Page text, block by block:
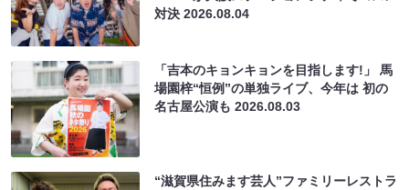
対決2026.08.04
「吉本のキョンキョンを目指します!」 馬
場園梓“恒例”の単独ライブ、今年は 初の
名古屋公演も2026.08.03
“滋賀県住みます芸人”ファミリーレストラ